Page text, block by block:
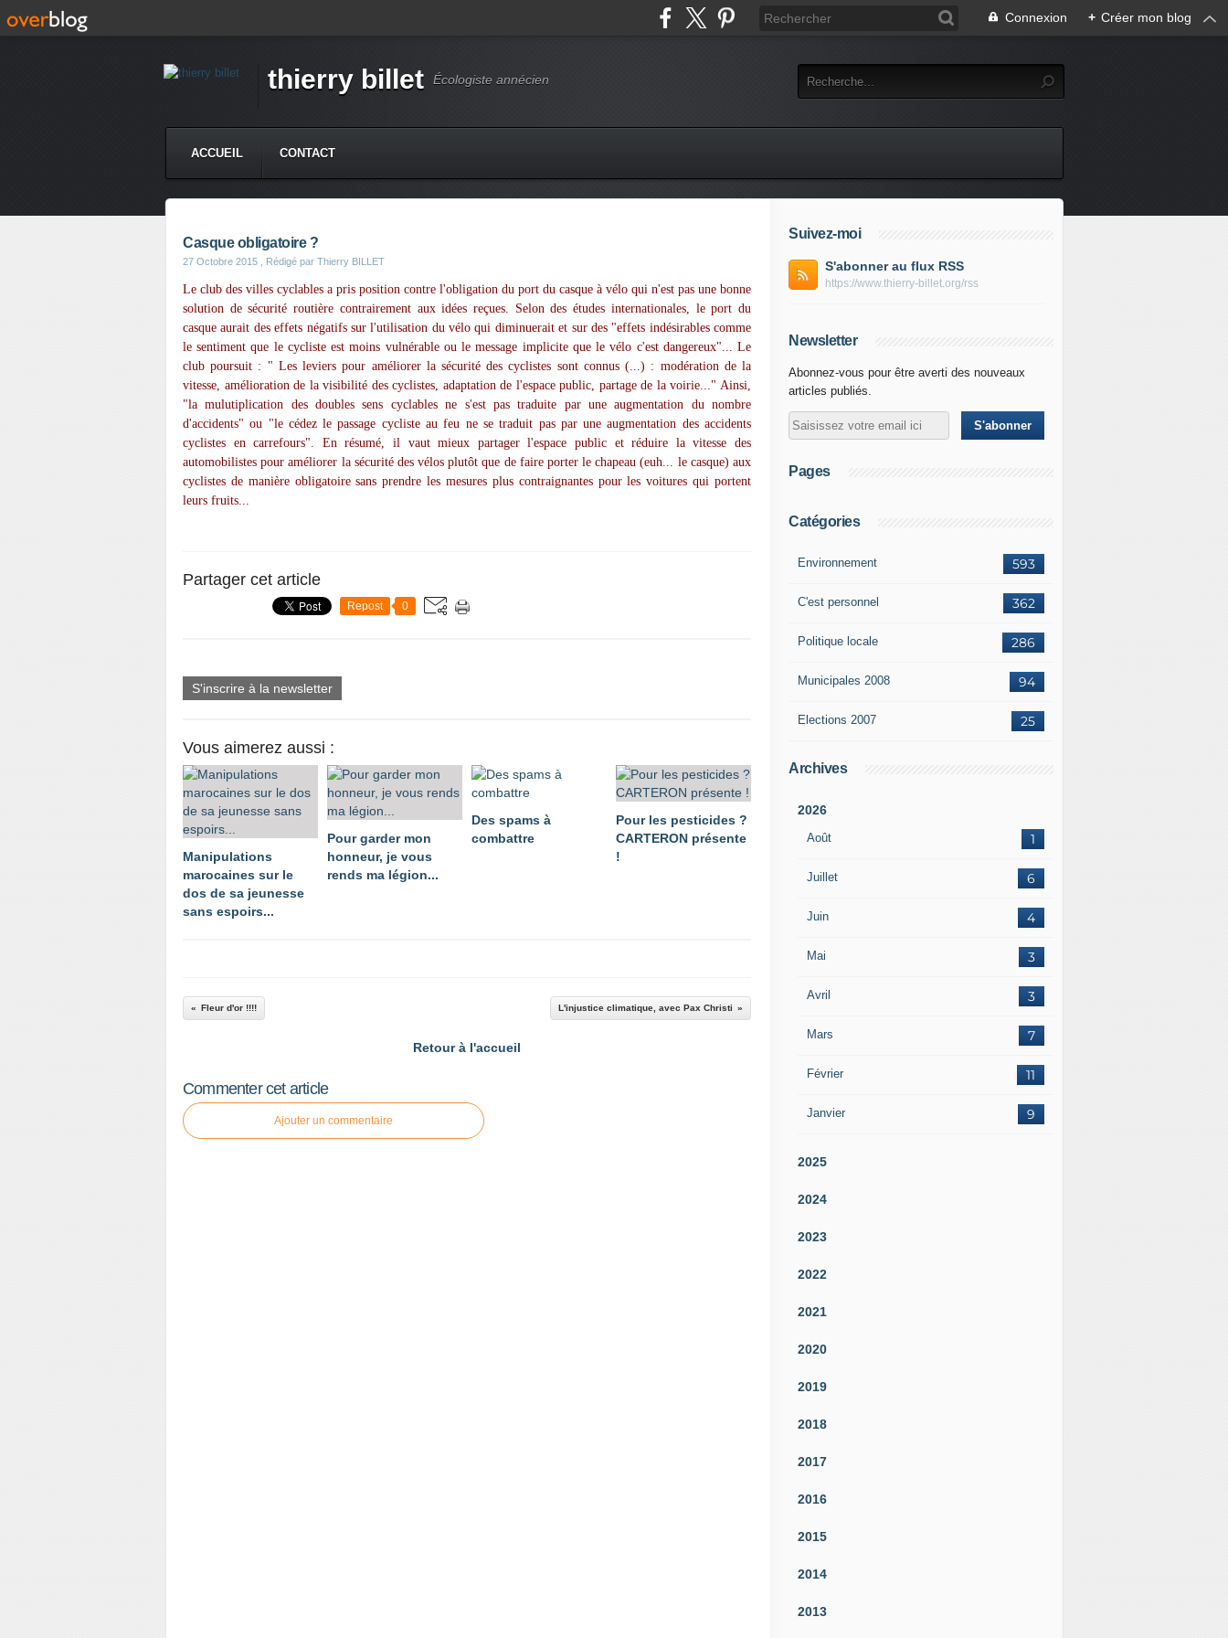
Connexion + Créer mon blog
thierry billet Écologiste annécien
ACCUEIL CONTACT
Casque obligatoire ?
27 Octobre 2015 , Rédigé par Thierry BILLET
Le club des villes cyclables a pris position contre l'obligation du port du casque à vélo qui n'est pas une bonne
solution de sécurité routière contrairement aux idées reçues. Selon des études internationales, le port du
casque aurait des effets négatifs sur l'utilisation du vélo qui diminuerait et sur des "effets indésirables comme
le sentiment que le cycliste est moins vulnérable ou le message implicite que le vélo c'est dangereux"... Le
club poursuit : " Les leviers pour améliorer la sécurité des cyclistes sont connus (...) : modération de la
vitesse, amélioration de la visibilité des cyclistes, adaptation de l'espace public, partage de la voirie..." Ainsi,
"la mulutiplication des doubles sens cyclables ne s'est pas traduite par une augmentation du nombre
d'accidents" ou "le cédez le passage cycliste au feu ne se traduit pas par une augmentation des accidents
cyclistes en carrefours". En résumé, il vaut mieux partager l'espace public et réduire la vitesse des
automobilistes pour améliorer la sécurité des vélos plutôt que de faire porter le chapeau (euh... le casque) aux
cyclistes de manière obligatoire sans prendre les mesures plus contraignantes pour les voitures qui portent
leurs fruits...
Partager cet article
Repost 0
S'inscrire à la newsletter
Vous aimerez aussi :
Manipulations
marocaines sur le
dos de sa jeunesse
sans espoirs...
Pour garder mon
honneur, je vous
rends ma légion...
Des spams à
combattre
Pour les pesticides ?
CARTERON présente
!
Fleur d'or !!!! L'injustice climatique, avec Pax Christi
Retour à l'accueil
Commenter cet article
Ajouter un commentaire
Suivez-moi
S'abonner au flux RSS
https://www.thierry-billet.org/rss
Newsletter
Abonnez-vous pour être averti des nouveaux
articles publiés.
Pages
Catégories
593
Environnement
362
C'est personnel
286
Politique locale
94
Municipales 2008
25
Elections 2007
Archives
2026
Août 1
Juillet 6
Juin 4
Mai 3
Avril 3
Mars 7
Février 11
Janvier 9
2025
2024
2023
2022
2021
2020
2019
2018
2017
2016
2015
2014
2013